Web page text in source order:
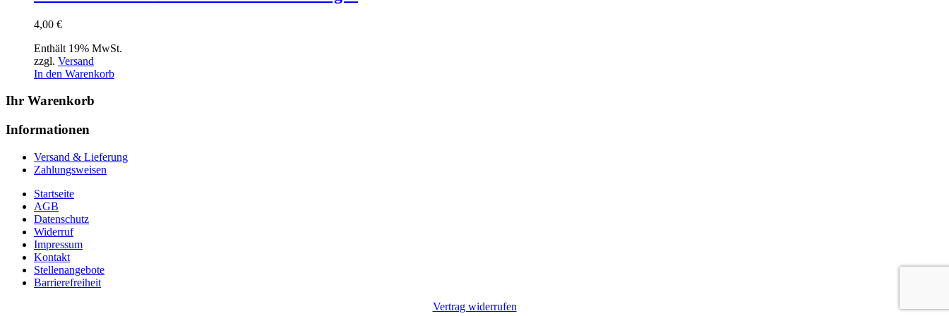
4,00 €
Enthält 19% MwSt.
zzgl. Versand
In den Warenkorb
Ihr Warenkorb
Informationen
Versand & Lieferung
Zahlungsweisen
Startseite
AGB
Datenschutz
Widerruf
Impressum
Kontakt
Stellenangebote
Barrierefreiheit
Vertrag widerrufen